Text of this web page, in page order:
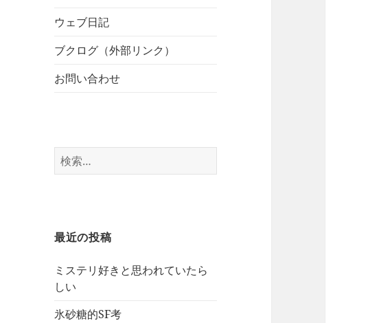
ウェブ日記
ブクログ（外部リンク）
お問い合わせ
検
索:
最近の投稿
ミステリ好きと思われていたら
しい
氷砂糖的SF考